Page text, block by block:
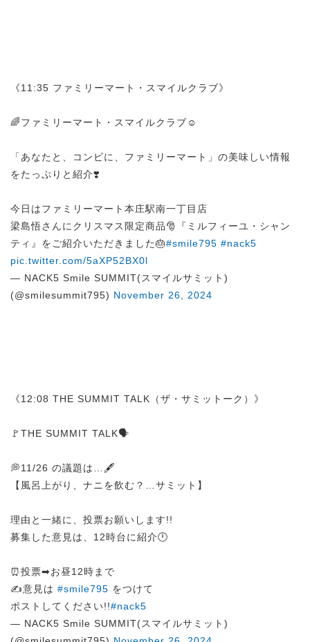
《11:35 ファミリーマート・スマイルクラブ》
🌈ファミリーマート・スマイルクラブ☺️
「あなたと、コンビに、ファミリーマート」の美味しい情報
をたっぷりと紹介❣️
今日はファミリーマート本庄駅南一丁目店
梁島悟さんにクリスマス限定商品🎅『ミルフィーユ・シャン
ティ』をご紹介いただきました🎂#smile795 #nack5
pic.twitter.com/5aXP52BX0l
— NACK5 Smile SUMMIT(スマイルサミット)
(@smilesummit795) November 26, 2024
《12:08 THE SUMMIT TALK（ザ・サミットーク）》
🚩THE SUMMIT TALK🗣️
💭11/26 の議題は…🖋️
【風呂上がり、ナニを飲む？…サミット】
理由と一緒に、投票お願いします!!
募集した意見は、12時台に紹介🕛
⏰投票➡︎お昼12時まで
✍️意見は #smile795 をつけて
ポストしてください!!#nack5
— NACK5 Smile SUMMIT(スマイルサミット)